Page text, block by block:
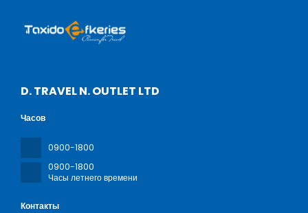
D. TRAVEL N. OUTLET LTD
Контакты
Часов
0900-1800
0900-1800
Часы летнего времени